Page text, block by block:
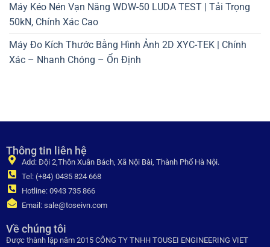
Máy Kéo Nén Vạn Năng WDW-50 LUDA TEST | Tải Trọng
50kN, Chính Xác Cao
Máy Đo Kích Thước Bằng Hình Ảnh 2D XYC-TEK | Chính
Xác – Nhanh Chóng – Ổn Định
Thông tin liên hệ
Add: Đội 2,Thôn Xuân Bách, Xã Nội Bài, Thành Phố Hà Nội.
Tel: (+84) 0435 824 668
Hotline: 0943 735 866
Email: sale@toseivn.com
Về chúng tôi
Được thành lập năm 2015 CÔNG TY TNHH TOUSEI ENGINEERING VIET